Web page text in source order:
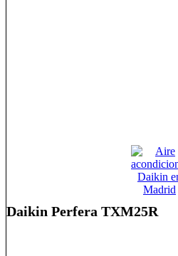
Daikin Perfera TXM25R